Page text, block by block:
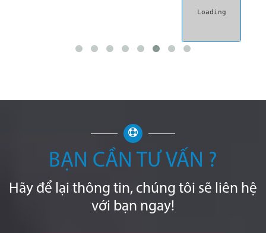
BẠN CẦN TƯ VẤN ?
Hãy để lại thông tin, chúng tôi sẽ liên hệ
với bạn ngay!